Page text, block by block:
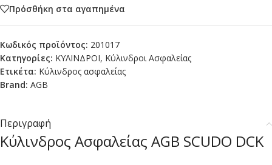
Πρόσθήκη στα αγαπημένα
Κωδικός προϊόντος: 201017
Κατηγορίες: ΚΥΛΙΝΔΡΟΙ, Κύλινδροι Ασφαλείας
Ετικέτα: Κύλινδρος ασφαλείας
Brand: AGB
Περιγραφή
Κύλινδρος Ασφαλείας AGB SCUDO DCK